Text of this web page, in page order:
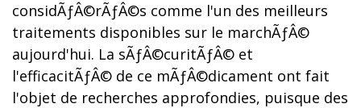
considÃƒÂ©rÃƒÂ©s comme l'un des meilleurs
traitements disponibles sur le marchÃƒÂ©
aujourd'hui. La sÃƒÂ©curitÃƒÂ© et
l'efficacitÃƒÂ© de ce mÃƒÂ©dicament ont fait
l'objet de recherches approfondies, puisque des